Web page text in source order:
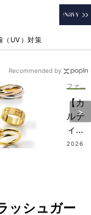
（UV）対策
【カ
ルテ
ィ
エ】
ン
2026
Recommended by
ッシュガー